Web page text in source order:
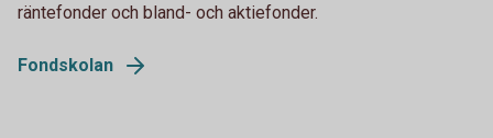
räntefonder och bland- och aktiefonder.
Fondskolan